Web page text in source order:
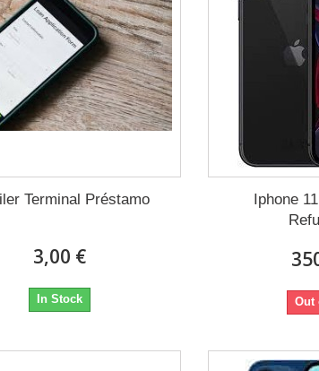
Terminal Préstamo
3,00 €
In Stock
Iphone
Out